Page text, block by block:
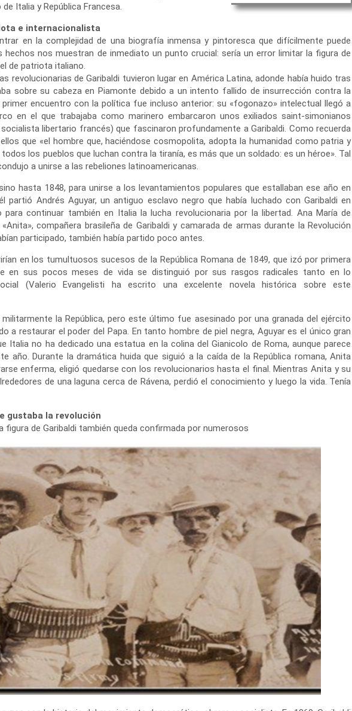
de Italia y República Francesa.
e internacionalista
en la complejidad de una biografía inmensa y pintoresca que difícilmente puede
nos muestran de inmediato un punto crucial: sería un error limitar la figura de
de patriota italiano.
revolucionarias de Garibaldi tuvieron lugar en América Latina, adonde había huido tras
sobre su cabeza en Piamonte debido a un intento fallido de insurrección contra la
primer encuentro con la política fue incluso anterior: su «fogonazo» intelectual llegó a
en el que trabajaba como marinero embarcaron unos exiliados saint-simonianos
libertario francés) que fascinaron profundamente a Garibaldi. Como recuerda
que «el hombre que, haciéndose cosmopolita, adopta la humanidad como patria y
los pueblos que luchan contra la tiranía, es más que un soldado: es un héroe». Tal
a unirse a las rebeliones latinoamericanas.
hasta 1848, para unirse a los levantamientos populares que estallaban ese año en
partió Andrés Aguyar, un antiguo esclavo negro que había luchado con Garibaldi en
para continuar también en Italia la lucha revolucionaria por la libertad. Ana María de
compañera brasileña de Garibaldi y camarada de armas durante la Revolución
participado, también había partido poco antes.
en los tumultuosos sucesos de la República Romana de 1849, que izó por primera
en sus pocos meses de vida se distinguió por sus rasgos radicales tanto en lo
(Valerio Evangelisti ha escrito una excelente novela histórica sobre este
la República, pero este último fue asesinado por una granada del ejército
a restaurar el poder del Papa. En tanto hombre de piel negra, Aguyar es el único gran
Italia no ha dedicado una estatua en la colina del Gianicolo de Roma, aunque parece
año. Durante la dramática huida que siguió a la caída de la República romana, Anita
enferma, eligió quedarse con los revolucionarios hasta el final. Mientras Anita y su
de una laguna cerca de Rávena, perdió el conocimiento y luego la vida. Tenía
gustaba la revolución
figura de Garibaldi también queda confirmada por numerosos